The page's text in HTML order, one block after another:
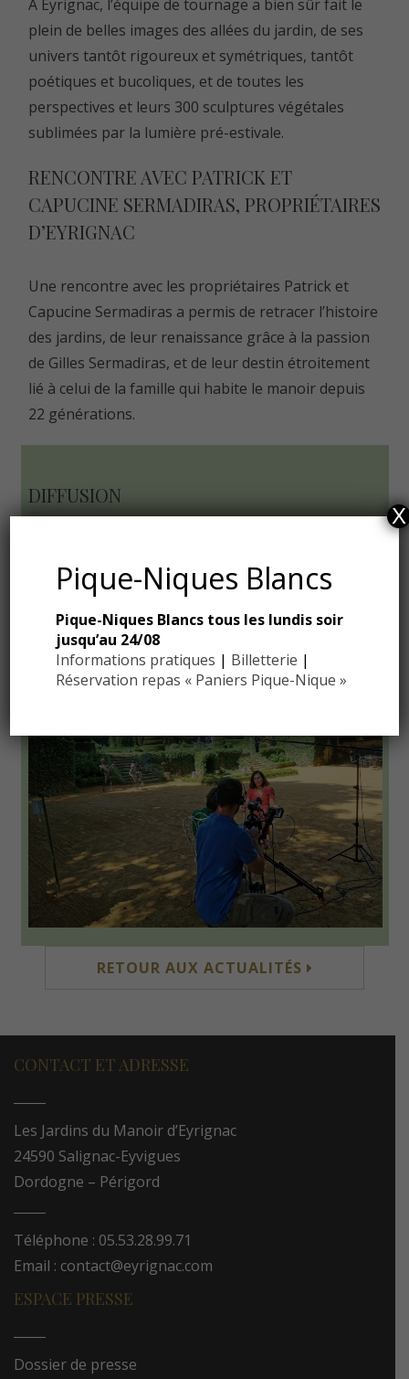
A Eyrignac, l’équipe de tournage a bien sûr fait le
plein de belles images des allées du jardin, de ses
univers tantôt rigoureux et symétriques, tantôt
poétiques et bucoliques, et de toutes les
perspectives et leurs 300 sculptures végétales
sublimées par la lumière pré-estivale.
RENCONTRE AVEC PATRICK ET
CAPUCINE SERMADIRAS, PROPRIÉTAIRES
D’EYRIGNAC
Une rencontre avec les propriétaires Patrick et
Capucine Sermadiras a permis de retracer l’histoire
des jardins, de leur renaissance grâce à la passion
de Gilles Sermadiras, et de leur destin étroitement
lié à celui de la famille qui habite le manoir depuis
22 générations.
DIFFUSION
LES TRÉSORS DE PLUS BEAUX JARDINS
FRANÇAIS
Lundi 26 décembre 2022 à 21h sur France 5
RETOUR AUX ACTUALITÉS
CONTACT ET ADRESSE
Les Jardins du Manoir d’Eyrignac
24590 Salignac-Eyvigues
Dordogne – Périgord
Téléphone : 05.53.28.99.71
Email : contact@eyrignac.com
ESPACE PRESSE
Dossier de presse
Pique-Niques Blancs
Pique-Niques Blancs tous les lundis soir
jusqu’au 24/08
Informations pratiques | Billetterie |
Réservation repas « Paniers Pique-Nique »
X